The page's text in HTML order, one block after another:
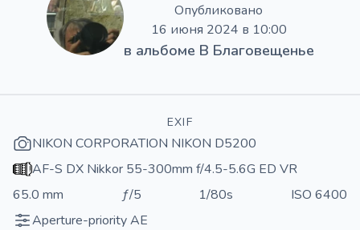
Опубликовано
16 июня 2024 в 10:00
в альбоме В Благовещенье
EXIF
NIKON CORPORATION NIKON D5200
AF-S DX Nikkor 55-300mm f/4.5-5.6G ED VR
65.0 mm
ƒ/5 1/80s
ISO 6400
Aperture-priority AE